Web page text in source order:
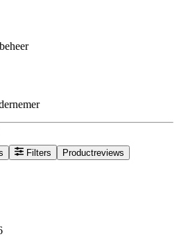
Filters Productreviews